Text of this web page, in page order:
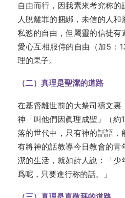
自由而行，因我素來考究称的
人脫離罪的捆綁，未信的人和
私慾的自由，但屬靈的信徒有
愛心互相服侍的自由（加5：
理的果子。
（二）真理是聖潔的道路
在基督離世前的大祭司禱文裏
神「叫他們因眞理成聖」（約
落的世代中，只有神的話語，
有將神的話教導今日教會的青
潔的生活，就如詩人說：「少
爲呢，只要進行称的話。」